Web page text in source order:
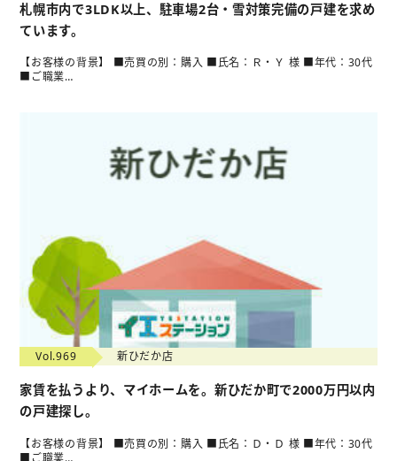
札幌市内で3LDK以上、駐車場2台・雪対策完備の戸建を求め
ています。
【お客様の背景】 ■売買の別：購入 ■氏名：Ｒ・Ｙ 様 ■年代：30代
■ご職業…
Vol.969 新ひだか店
家賃を払うより、マイホームを。新ひだか町で2000万円以内
の戸建探し。
【お客様の背景】 ■売買の別：購入 ■氏名：Ｄ・Ｄ 様 ■年代：30代
■ご職業…